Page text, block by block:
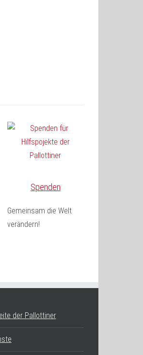
Spenden
Gemeinsam die Welt
verändern!
der Pallottiner